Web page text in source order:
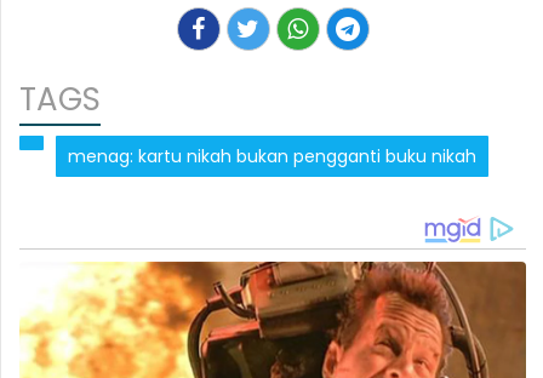
TAGS
menag: kartu nikah bukan pengganti buku nikah